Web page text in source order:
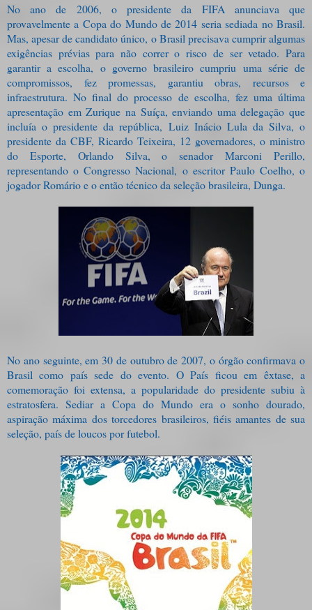
No ano de 2006, o presidente da FIFA anunciava que
provavelmente a Copa do Mundo de 2014 seria sediada no Brasil.
Mas, apesar de candidato único, o Brasil precisava cumprir algumas
exigências prévias para não correr o risco de ser vetado. Para
garantir a escolha, o governo brasileiro cumpriu uma série de
compromissos, fez promessas, garantiu obras, recursos e
infraestrutura. No final do processo de escolha, fez uma última
apresentação em Zurique na Suíça, enviando uma delegação que
incluía o presidente da república, Luiz Inácio Lula da Silva, o
presidente da CBF, Ricardo Teixeira, 12 governadores, o ministro
do Esporte, Orlando Silva, o senador Marconi Perillo,
representando o Congresso Nacional, o escritor Paulo Coelho, o
jogador Romário e o então técnico da seleção brasileira, Dunga.
No ano seguinte, em 30 de outubro de 2007, o órgão confirmava o
Brasil como país sede do evento. O País ficou em êxtase, a
comemoração foi extensa, a popularidade do presidente subiu à
estratosfera. Sediar a Copa do Mundo era o sonho dourado,
aspiração máxima dos torcedores brasileiros, fiéis amantes de sua
seleção, país de loucos por futebol.